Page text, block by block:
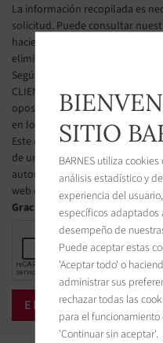
La información recopilada es
solicitud. Puede consultar
haciendo clic en
eliminar sus datos en todo
Según el artículo L223-2 del
CLIENTE de su derecho a
oposición a la prospección
en los artículos L223-1 y
Este derecho de oposición
de una página web gestionado
autoridades públicas francesas
web es la siguiente : https://
Gracias marcar la casilla
SITIO
BARNES utiliza
análisis estadístico y
experiencia del
específicos adaptados
desempeño de
Puede aceptar estas
'Aceptar todo' o
administrar sus
rechazar todas las
para el
'Continuar sin aceptar'.